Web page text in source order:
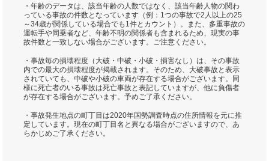
・年齢のデータは、該当年齢の人数ではなく、該当年齢人物の関わ
っている事故の件数となっています（例：1つの事故で2人以上の25
～34歳が関係している場合でも1件とカウント）。また、多重事故の
運転手や同乗者など、年齢不明の関係者も含まれるため、現実の事
故件数と一致しない場合がございます。ご注意ください。
・事故毎の損壊程度（大破・中破・小破・損害なし）は、その事故
内での最大の損壊程度が掲載されます。そのため、大破事故と表示
されていても、中破や小破の車両が存在する場合がございます。同
様に死亡者のいる事故は死亡事故と表記していますが、他に負傷者
が存在する場合がございます。予めご了承ください。
・事故発生地点の町丁目は2020年国勢調査時点の住所情報を元に推
定しています。現在の町丁目名と異なる場合がございますので、あ
らかじめご了承ください。